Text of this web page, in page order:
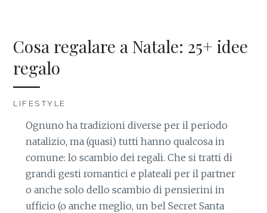
Cosa regalare a Natale: 25+ idee
regalo
LIFESTYLE
Ognuno ha tradizioni diverse per il periodo
natalizio, ma (quasi) tutti hanno qualcosa in
comune: lo scambio dei regali. Che si tratti di
grandi gesti romantici e plateali per il partner
o anche solo dello scambio di pensierini in
ufficio (o anche meglio, un bel Secret Santa